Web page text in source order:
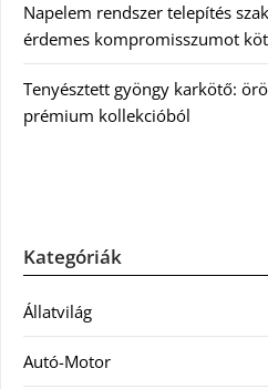
Napelem rendszer telepítés
érdemes kompromisszumot
Tenyésztett gyöngy karkötő:
prémium kollekcióból
Kategóriák
Állatvilág
Autó-Motor